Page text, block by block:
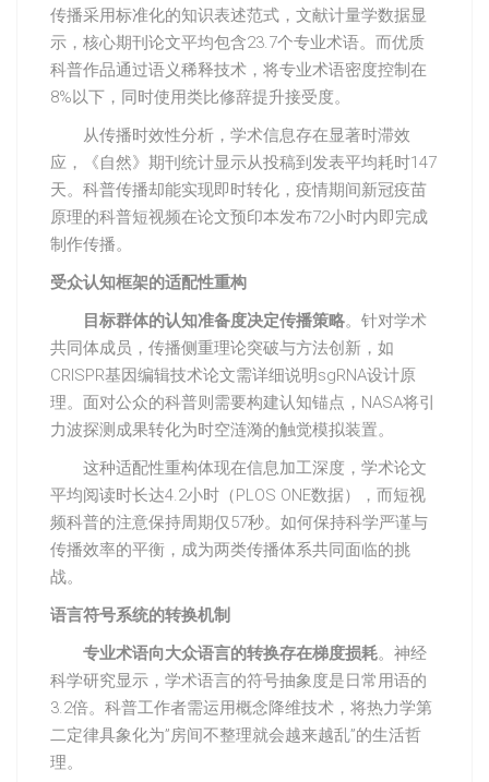
传播采用标准化的知识表述范式，文献计量学数据显
示，核心期刊论文平均包含23.7个专业术语。而优质
科普作品通过语义稀释技术，将专业术语密度控制在
8%以下，同时使用类比修辞提升接受度。
从传播时效性分析，学术信息存在显著时滞效
应，《自然》期刊统计显示从投稿到发表平均耗时147
天。科普传播却能实现即时转化，疫情期间新冠疫苗
原理的科普短视频在论文预印本发布72小时内即完成
制作传播。
受众认知框架的适配性重构
目标群体的认知准备度决定传播策略。针对学术
共同体成员，传播侧重理论突破与方法创新，如
CRISPR基因编辑技术论文需详细说明sgRNA设计原
理。面对公众的科普则需要构建认知锚点，NASA将引
力波探测成果转化为时空涟漪的触觉模拟装置。
这种适配性重构体现在信息加工深度，学术论文
平均阅读时长达4.2小时（PLOS ONE数据），而短视
频科普的注意保持周期仅57秒。如何保持科学严谨与
传播效率的平衡，成为两类传播体系共同面临的挑
战。
语言符号系统的转换机制
专业术语向大众语言的转换存在梯度损耗。神经
科学研究显示，学术语言的符号抽象度是日常用语的
3.2倍。科普工作者需运用概念降维技术，将热力学第
二定律具象化为”房间不整理就会越来越乱”的生活哲
理。